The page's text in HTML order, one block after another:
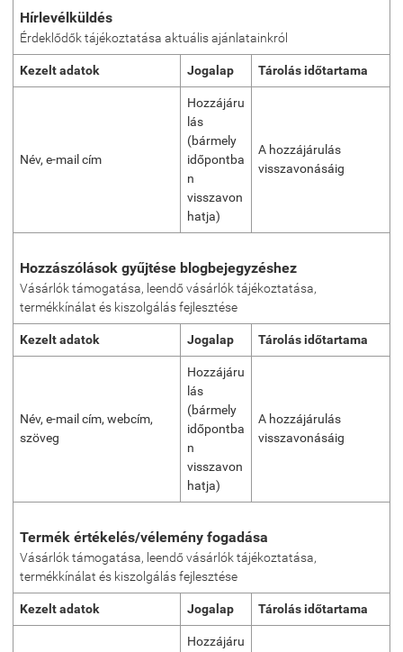
Hírlevélküldés
Érdeklődők tájékoztatása aktuális ajánlatainkról
Kezelt adatok Jogalap Tárolás időtartama
Név, e-mail cím
Hozzájáru
lás
(bármely
időpontba
n
visszavon
hatja)
A hozzájárulás
visszavonásáig
Hozzászólások gyűjtése blogbejegyzéshez
Vásárlók támogatása, leendő vásárlók tájékoztatása,
termékkínálat és kiszolgálás fejlesztése
Kezelt adatok Jogalap Tárolás időtartama
Név, e-mail cím, webcím,
szöveg
Hozzájáru
lás
(bármely
időpontba
n
visszavon
hatja)
A hozzájárulás
visszavonásáig
Termék értékelés/vélemény fogadása
Vásárlók támogatása, leendő vásárlók tájékoztatása,
termékkínálat és kiszolgálás fejlesztése
Kezelt adatok Jogalap Tárolás időtartama
Hozzájáru